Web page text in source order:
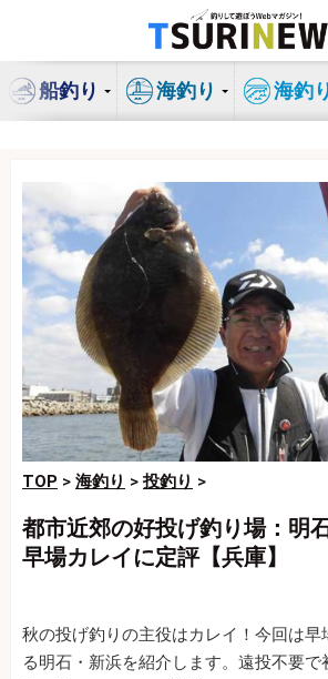
ン
船釣り 海釣り 海釣
TOP > 海釣り > 投釣り >
都市近郊の好投げ釣り場：
早場カレイに定評【兵庫】
秋の投げ釣りの主役はカレイ！今回は早
る明石・新浜を紹介します。遠投不要